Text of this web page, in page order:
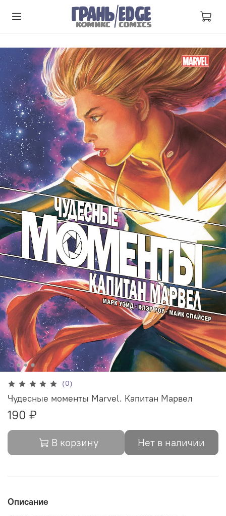
(0)
Чудесные моменты Marvel. Капитан Марвел
190 ₽
В корзину Нет в наличии
Описание